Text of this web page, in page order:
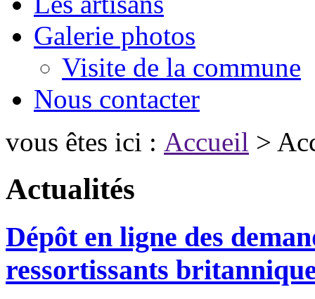
Galerie photos
Visite de la commune
Nous contacter
vous êtes ici : Accueil >
Actualités
Dépôt en ligne des
ressortissants